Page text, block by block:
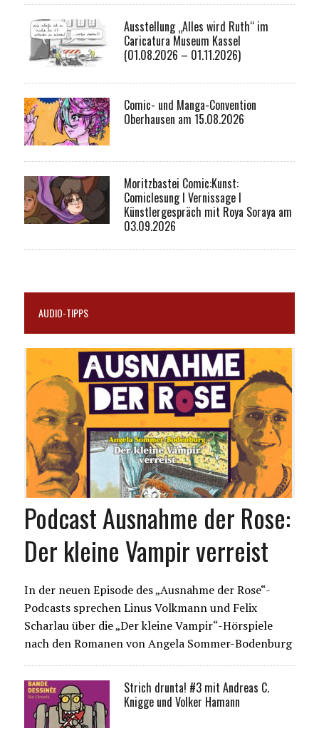
Ausstellung „Alles wird Ruth“ im
Caricatura Museum Kassel
(01.08.2026 – 01.11.2026)
Comic- und Manga-Convention
Oberhausen am 15.08.2026
Moritzbastei Comic:Kunst:
Comiclesung I Vernissage I
Künstlergespräch mit Roya Soraya am
03.09.2026
AUDIO-TIPPS
Podcast Ausnahme der Rose:
Der kleine Vampir verreist
In der neuen Episode des „Ausnahme der Rose“-
Podcasts sprechen Linus Volkmann und Felix
Scharlau über die „Der kleine Vampir“-Hörspiele
nach den Romanen von Angela Sommer-Bodenburg
Strich drunta! #3 mit Andreas C.
Knigge und Volker Hamann